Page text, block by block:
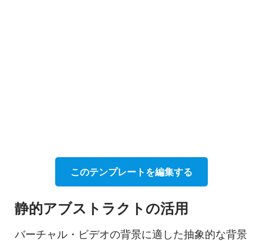
このテンプレートを編集する
静的アブストラクトの活用
バーチャル・ビデオの背景に適した抽象的な背景